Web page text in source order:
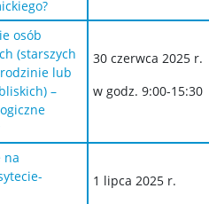
osób
(starszych
lub
–
30 czerwca 2025 r.
w godz. 9:00-15:30
na
1 lipca 2025 r.